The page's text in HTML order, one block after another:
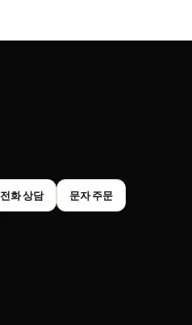
전화 상담 문자 주문